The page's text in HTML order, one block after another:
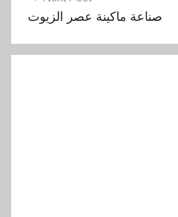
صناعة ماكينة عصر الزيوت